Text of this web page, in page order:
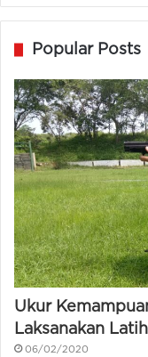
Popular Posts
Ukur
Laksanakan
06/02/2020